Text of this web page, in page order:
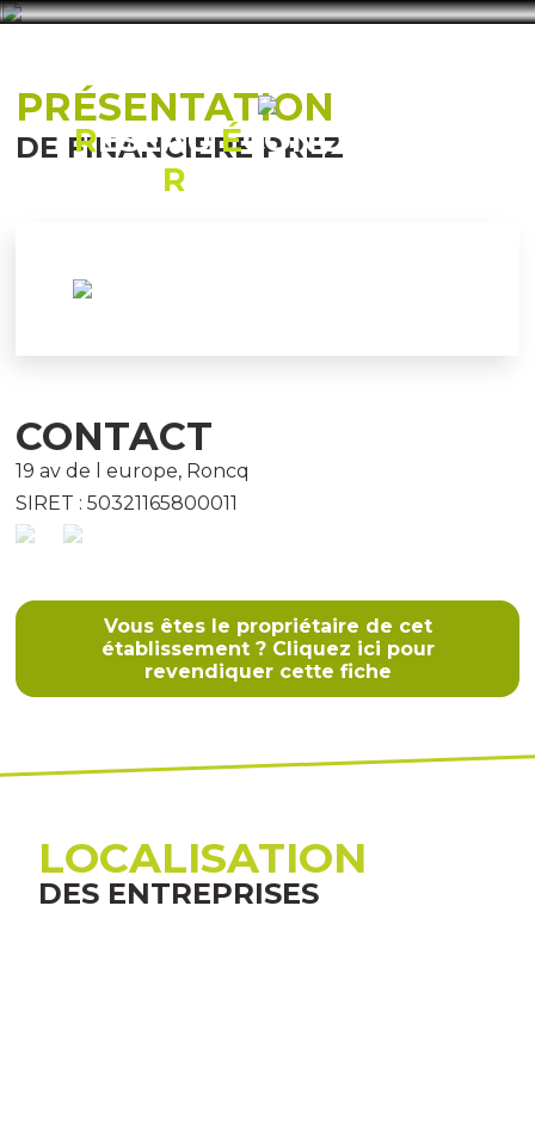
RÉSEAUÉCONOMIQUE
R
Vous êtes le propriétaire de cet
établissement ? Cliquez ici pour
revendiquer cette fiche
PRÉSENTATION
DE FINANCIERE PREZ
CONTACT
19 av de l europe, Roncq
SIRET : 50321165800011
LOCALISATION
DES ENTREPRISES